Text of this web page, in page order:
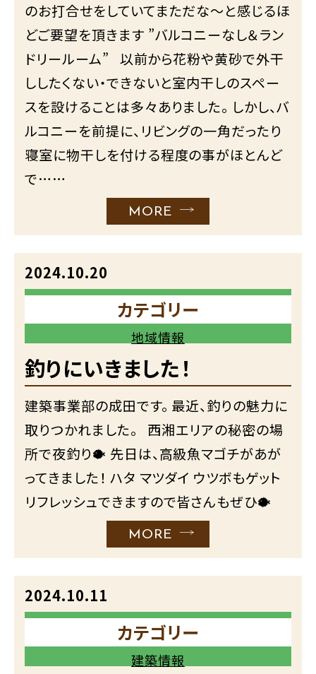
のお打合せをしていてまただな～と感じるほ
どご要望を頂きます ”バルコニーなし＆ラン
ドリールーム” 以前から花粉や黄砂で外干
ししたくない・できないと室内干しのスペー
スを設けることは多々ありました。 しかし、バ
ルコニーを前提に、リビングの一角だったり
寝室に物干しを付ける程度の事がほとんど
で……
MORE
2024.10.20
カテゴリー
地域情報
釣りにいきました！
建築事業部の成田です。 最近、釣りの魅力に
取りつかれました。 西湘エリアの秘密の場
所で夜釣り🐡 先日は、高級魚マゴチがあが
ってきました！ ハタ マツダイ ウツボもゲット
リフレッシュできますので皆さんもぜひ🐡
MORE
2024.10.11
カテゴリー
建築情報